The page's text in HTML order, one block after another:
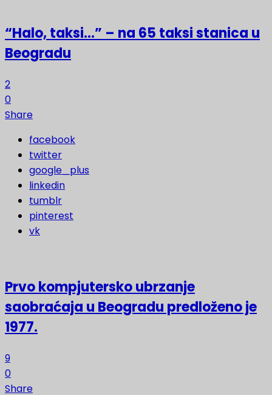
“Halo, taksi…” – na 65 taksi stanica u
Beogradu
2
0
Share
facebook
twitter
google_plus
linkedin
tumblr
pinterest
vk
Prvo kompjutersko ubrzanje
saobraćaja u Beogradu predloženo je
1977.
9
0
Share